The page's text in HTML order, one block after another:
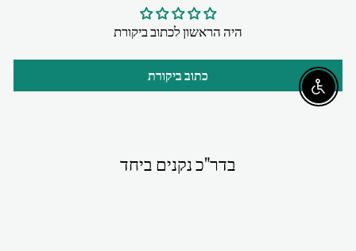
היה הראשון לכתוב ביקורת
כתוב ביקורת
בדר"כ נקנים ביחד
Enable accessibility